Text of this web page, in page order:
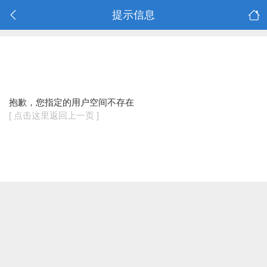
提示信息
抱歉，您指定的用户空间不存在
[ 点击这里返回上一页 ]